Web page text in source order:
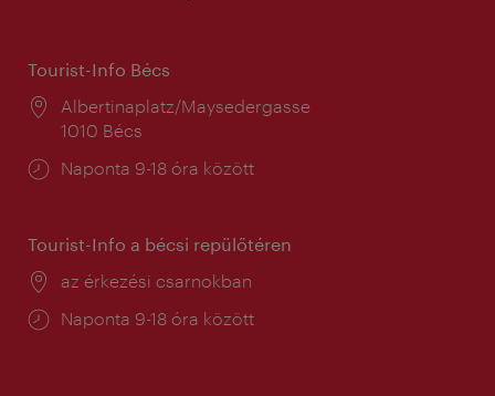
Tourist-Info Bécs
Helyszín:
Albertinaplatz/Maysedergasse
1010 Bécs
Nyitva
Naponta 9-18 óra között
Tourist-Info a bécsi repülőtéren
Helyszín:
az érkezési csarnokban
Nyitva
Naponta 9-18 óra között